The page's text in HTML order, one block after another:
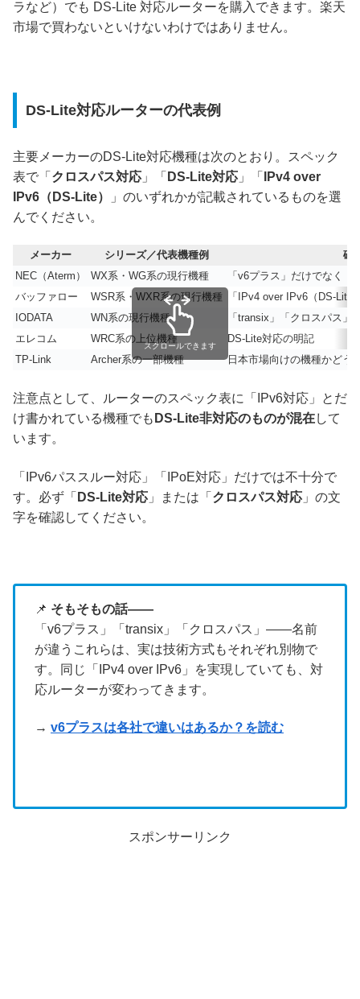
ラなど）でも DS-Lite 対応ルーターを購入できます。楽天
市場で買わないといけないわけではありません。
DS-Lite対応ルーターの代表例
主要メーカーのDS-Lite対応機種は次のとおり。スペック
表で「 クロスパス対応 」「 DS-Lite対応 」「
IPv4 over
IPv6（DS-Lite）
」のいずれかが記載されているものを選
んでください。
メーカー シリーズ／代表機種例
確
NEC（Aterm）
WX系・WG系の現行機種
「v6プラス」だけでなく
バッファロー
WSR系・WXR系の現行機種
「IPv4 over IPv6（DS-Lite
IODATA
WN系の現行機種
「transix」「クロスパス」
エレコム
WRC系の上位機種
DS-Lite対応の明記
TP-Link
Archer系の一部機種 日本市場向けの機種かどう
スクロールできます
注意点として、ルーターのスペック表に「IPv6対応」とだ
け書かれている機種でも DS-Lite非対応のものが混在して
います。
「IPv6パススルー対応」「IPoE対応」だけでは不十分で
す。必ず「 DS-Lite対応 」または「 クロスパス対応 」の文
字を確認してください。
📌 そもそもの話――
「v6プラス」「transix」「クロスパス」――名前
が違うこれらは、実は技術方式もそれぞれ別物で
す。同じ「IPv4 over IPv6」を実現していても、対
応ルーターが変わってきます。
→ v6プラスは各社で違いはあるか？を読む
スポンサーリンク